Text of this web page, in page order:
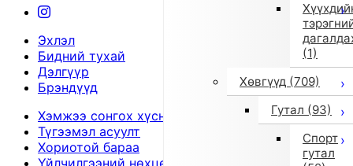
(1)
Хөвгүүд (709)
Гутал (93)
Спорт
гутал
Эхлэл
Бидний тухай
Дэлгүүр
Брэндүүд
Хэмжээ сонгох хүснэгт
Түгээмэл асуулт
Хориотой бараа
Үйлчилгээний нөхцөл